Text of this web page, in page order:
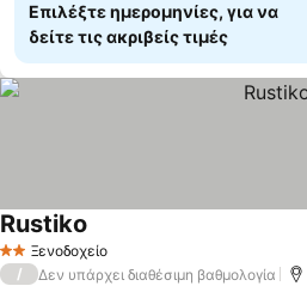
Επιλέξτε ημερομηνίες, για να
δείτε τις ακριβείς τιμές
2 ΑστέριαΞενοδοχείο
Rustiko
/ Δεν υπάρχει διαθέσιμη βαθμολογία